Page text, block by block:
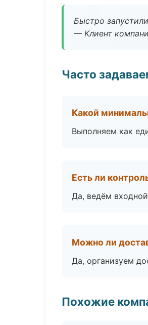
Быстро
— Клиент
Часто
Какой
Выполняем как
Есть ли
Да, ведём
Можно ли
Да, организуем
Похожие